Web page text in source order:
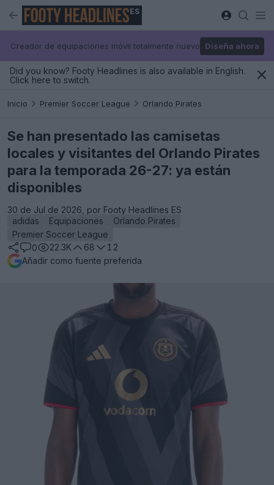
ES
Creador de equipaciones móvil totalmente nuevo Diseña ahora
Did you know? Footy Headlines is also available in English.
Click here to switch.
Inicio Premier Soccer League Orlando Pirates
Se han presentado las camisetas
locales y visitantes del Orlando Pirates
para la temporada 26-27: ya están
disponibles
30 de Jul de 2026, por Footy Headlines ES
adidas
Equipaciones
Orlando Pirates
Premier Soccer League
0
22.3K 68
12
Añadir como fuente preferida